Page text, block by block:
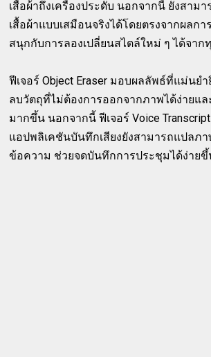
เสื้อผ้าถึงเครื่องประดับ นอกจากนี้ ยังสาม
เสื้อผ้าแบบเสมือนจริงได้โดยตรงจากผลก
สนุกกับการลองเปลี่ยนสไตล์ใหม่ ๆ ได้จาก
ฟีเจอร์ Object Eraser มอบผลลัพธ์ที่แม่นย
ลบวัตถุที่ไม่ต้องการออกจากภาพได้ง่ายแ
มากขึ้น นอกจากนี้ ฟีเจอร์ Voice
แอปพลิเคชันบันทึกเสียงยังสามารถแปลภ
ข้อความ ช่วยจดบันทึกการประชุมได้ง่ายขึ้